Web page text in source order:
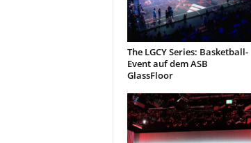
The LGCY Series: Basketball-
Event auf dem ASB
GlassFloor